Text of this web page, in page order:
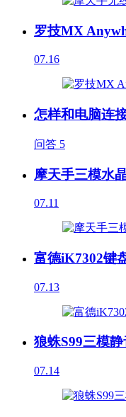
罗技MX
07.16
怎样和电脑连
问答 5
摩天手三模水
07.11
富德iK7302键
07.13
狼蛛S99三模
07.14